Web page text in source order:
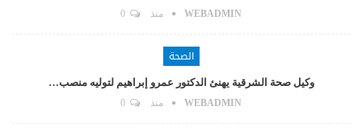
WEBADMIN منذ
الصحة
وكيل صحة الشرقية يهنئ الدكتور عمرو إبراهيم لتوليه منصب…
WEBADMIN منذ